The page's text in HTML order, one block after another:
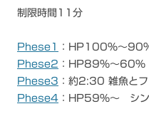
制限時間11分
Phese1
：HP100%～
Phese2 ：HP89%～60%
Phese3 ：約2:30 雑魚と
Phese4 ：HP59%～ シン